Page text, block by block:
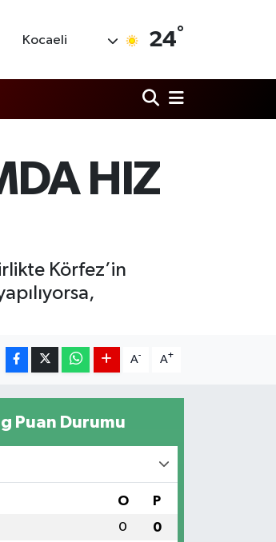
Kocaeli 24°
HIZ
Körfez’in
A- A+
Puan Durumu
O P
0 0